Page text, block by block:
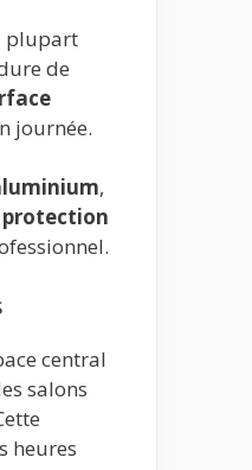
plupart
de
journée.
,
protection
central
salons
heures